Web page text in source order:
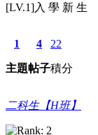
[LV.1]入 學 新 生
1
主題
4
帖子
22
積分
二科生【H班】